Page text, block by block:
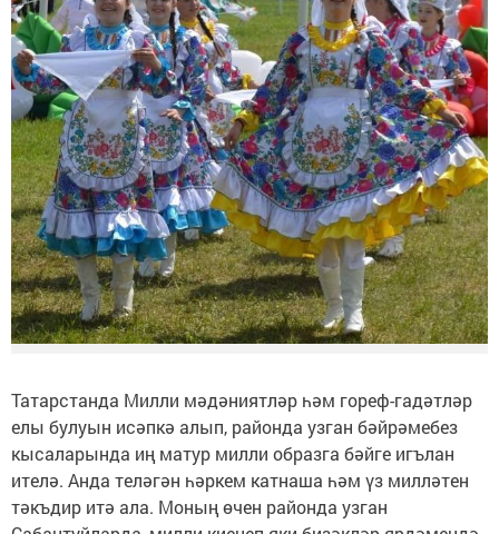
Татарстанда Милли мәдәниятләр һәм гореф-гадәтләр
елы булуын исәпкә алып, районда узган бәйрәмебез
кысаларында иң матур милли образга бәйге игълан
ителә. Анда теләгән һәркем катнаша һәм үз милләтен
тәкъдир итә ала. Моның өчен районда узган